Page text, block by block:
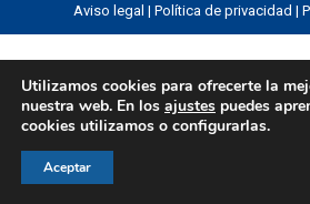
Aviso legal | Política de privacidad |
Utilizamos cookies para ofrecerte la
nuestra web. En los ajustes puedes
cookies utilizamos o configurarlas.
Aceptar